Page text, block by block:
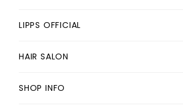
LIPPS OFFICIAL
HAIR SALON
SHOP INFO